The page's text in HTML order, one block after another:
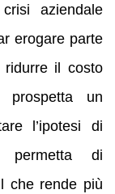
aziendale
erogare parte
ridurre il costo
un
l’ipotesi di
permetta di
che rende più